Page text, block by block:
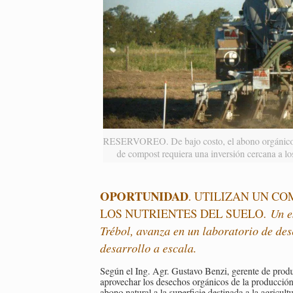
RESERVOREO. De bajo costo, el abono
de compost requiera una inversión cercana a
OPORTUNIDAD. UTILIZAN UN
LOS NUTRIENTES DEL SUELO. Un
Trébol, avanza en un laboratorio de
desarrollo a escala.
Según el Ing. Agr. Gustavo Benzi, gerente de
aprovechar los desechos orgánicos de la